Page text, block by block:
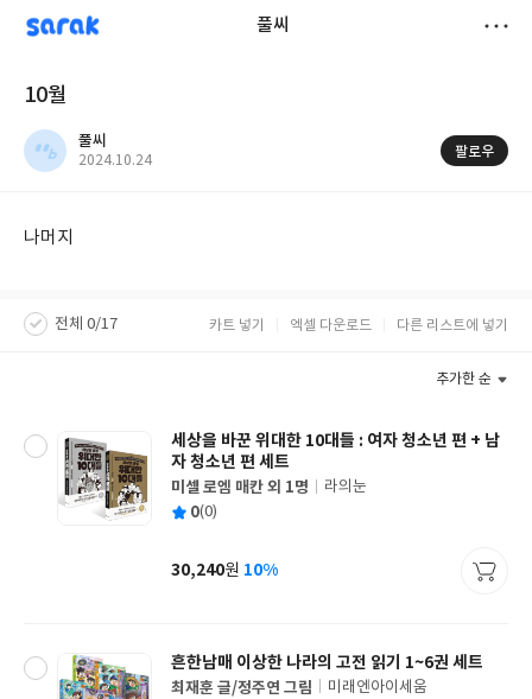
sarak 풀씨
10월
풀씨
작
2024.10.24
팔로우
나머지
전체 0/17 카트 넣기 엑셀 다운로드 다른 리스트에 넣기
추가한 순
세상을 바꾼 위대한 10대들 : 여자 청소년 편 + 남
자 청소년 편 세트
글
쓴
미셀 로엠 매칸 외 1명
출
사
라의눈
평 0(0)
가
30,240원 10%
흔한남매 이상한 나라의 고전 읽기 1~6권 세트
최재훈 글/정주연 그림
미래엔아이세움